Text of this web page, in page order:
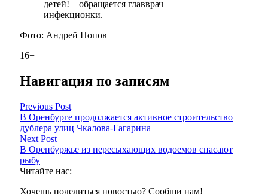
детей! – обращается главврач
инфекционки.
Фото: Андрей Попов
16+
Навигация по записям
Previous Post
В Оренбурге продолжается активное строительство
дублера улиц Чкалова-Гагарина
Next Post
В Оренбуржье из пересыхающих водоемов спасают
рыбу
Читайте нас:
Хочешь поделиться новостью? Сообщи нам!